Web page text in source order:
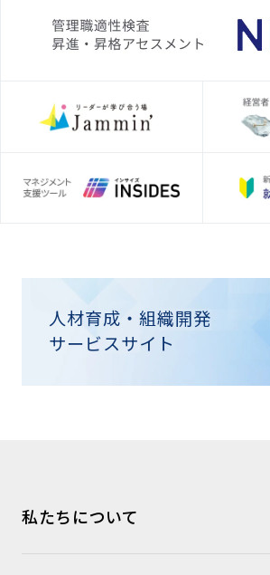
人材育成・組織開発
サービスサイト
私たちについて